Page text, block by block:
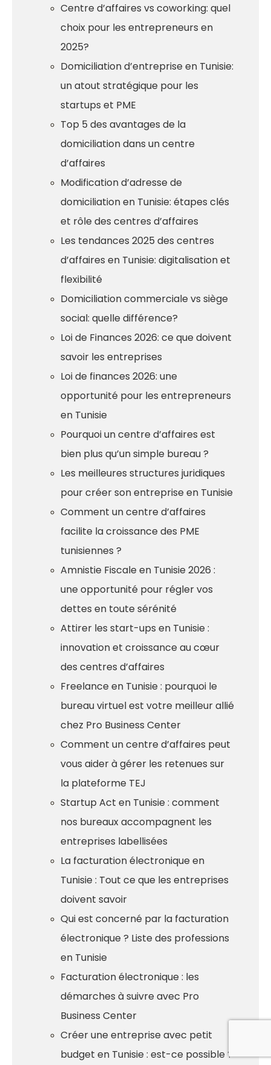
Centre d’affaires vs coworking: quel
choix pour les entrepreneurs en
2025?
Domiciliation d’entreprise en Tunisie:
un atout stratégique pour les
startups et PME
Top 5 des avantages de la
domiciliation dans un centre
d’affaires
Modification d’adresse de
domiciliation en Tunisie: étapes clés
et rôle des centres d’affaires
Les tendances 2025 des centres
d’affaires en Tunisie: digitalisation et
flexibilité
Domiciliation commerciale vs siège
social: quelle différence?
Loi de Finances 2026: ce que doivent
savoir les entreprises
Loi de finances 2026: une
opportunité pour les entrepreneurs
en Tunisie
Pourquoi un centre d’affaires est
bien plus qu’un simple bureau ?
Les meilleures structures juridiques
pour créer son entreprise en Tunisie
Comment un centre d’affaires
facilite la croissance des PME
tunisiennes ?
Amnistie Fiscale en Tunisie 2026 :
une opportunité pour régler vos
dettes en toute sérénité
Attirer les start-ups en Tunisie :
innovation et croissance au cœur
des centres d’affaires
Freelance en Tunisie : pourquoi le
bureau virtuel est votre meilleur allié
chez Pro Business Center
Comment un centre d’affaires peut
vous aider à gérer les retenues sur
la plateforme TEJ
Startup Act en Tunisie : comment
nos bureaux accompagnent les
entreprises labellisées
La facturation électronique en
Tunisie : Tout ce que les entreprises
doivent savoir
Qui est concerné par la facturation
électronique ? Liste des professions
en Tunisie
Facturation électronique : les
démarches à suivre avec Pro
Business Center
Créer une entreprise avec petit
budget en Tunisie : est-ce possible ?